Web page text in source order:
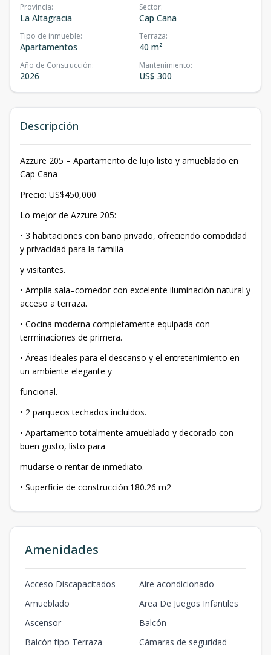
Provincia:
La Altagracia
Sector:
Cap Cana
Tipo de inmueble:
Apartamentos
Terraza:
40 m²
Año de Construcción:
2026
Mantenimiento:
US$ 300
Descripción
Azzure 205 – Apartamento de lujo listo y amueblado en
Cap Cana
Precio: US$450,000
Lo mejor de Azzure 205:
• 3 habitaciones con baño privado, ofreciendo comodidad
y privacidad para la familia
y visitantes.
• Amplia sala–comedor con excelente iluminación natural y
acceso a terraza.
• Cocina moderna completamente equipada con
terminaciones de primera.
• Áreas ideales para el descanso y el entretenimiento en
un ambiente elegante y
funcional.
• 2 parqueos techados incluidos.
• Apartamento totalmente amueblado y decorado con
buen gusto, listo para
mudarse o rentar de inmediato.
• Superficie de construcción:180.26 m2
Amenidades
Acceso Discapacitados
Aire acondicionado
Amueblado
Area De Juegos Infantiles
Ascensor
Balcón
Balcón tipo Terraza
Cámaras de seguridad